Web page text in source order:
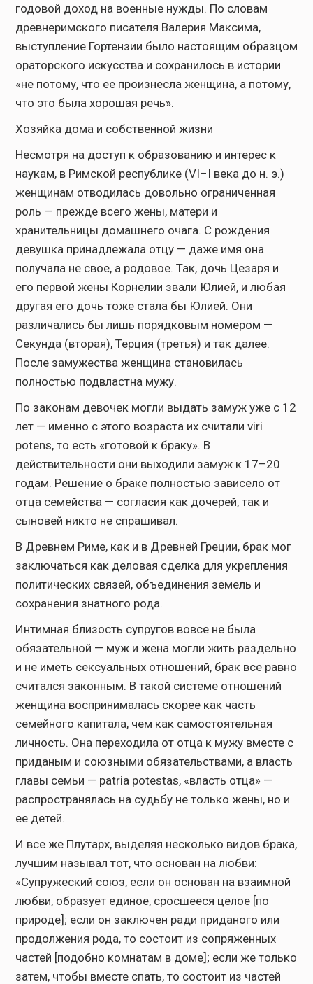
годовой доход на военные нужды. По словам
древнеримского писателя Валерия Максима,
выступление Гортензии было настоящим образцом
ораторского искусства и сохранилось в истории
«не потому, что ее произнесла женщина, а потому,
что это была хорошая речь».
Хозяйка дома и собственной жизни
Несмотря на доступ к образованию и интерес к
наукам, в Римской республике (VI–I века до н. э.)
женщинам отводилась довольно ограниченная
роль — прежде всего жены, матери и
хранительницы домашнего очага. С рождения
девушка принадлежала отцу — даже имя она
получала не свое, а родовое. Так, дочь Цезаря и
его первой жены Корнелии звали Юлией, и любая
другая его дочь тоже стала бы Юлией. Они
различались бы лишь порядковым номером —
Секунда (вторая), Терция (третья) и так далее.
После замужества женщина становилась
полностью подвластна мужу.
По законам девочек могли выдать замуж уже с 12
лет — именно с этого возраста их считали viri
potens, то есть «готовой к браку». В
действительности они выходили замуж к 17–20
годам. Решение о браке полностью зависело от
отца семейства — согласия как дочерей, так и
сыновей никто не спрашивал.
В Древнем Риме, как и в Древней Греции, брак мог
заключаться как деловая сделка для укрепления
политических связей, объединения земель и
сохранения знатного рода.
Интимная близость супругов вовсе не была
обязательной — муж и жена могли жить раздельно
и не иметь сексуальных отношений, брак все равно
считался законным. В такой системе отношений
женщина воспринималась скорее как часть
семейного капитала, чем как самостоятельная
личность. Она переходила от отца к мужу вместе с
приданым и союзными обязательствами, а власть
главы семьи — patria potestas, «власть отца» —
распространялась на судьбу не только жены, но и
ее детей.
И все же Плутарх, выделяя несколько видов брака,
лучшим называл тот, что основан на любви:
«Супружеский союз, если он основан на взаимной
любви, образует единое, сросшееся целое [по
природе]; если он заключен ради приданого или
продолжения рода, то состоит из сопряженных
частей [подобно комнатам в доме]; если же только
затем, чтобы вместе спать, то состоит из частей